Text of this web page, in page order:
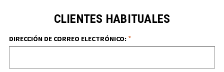
CLIENTES HABITUALES
DIRECCIÓN DE CORREO ELECTRÓNICO: *